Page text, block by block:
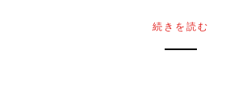
続きを読む